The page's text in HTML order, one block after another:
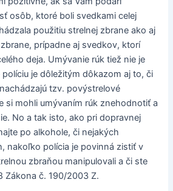
osôb, ktoré boli svedkami celej
použitiu strelnej zbrane ako aj
prípadne aj svedkov, ktorí
deja. Umývanie rúk tiež nie je
je dôležitým dôkazom aj to, či
tzv. povýstrelové
si mohli umývaním rúk znehodnotiť a
No a tak isto, ako pri dopravnej
po alkohole, či nejakých
nakoľko polícia je povinná zistiť v
zbraňou manipulovali a či ste
Zákona č. 190/2003 Z.